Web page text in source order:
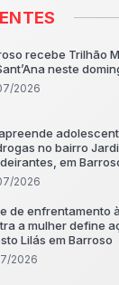
recebe Trilhão
neste
2026
no bairro
em
2026
de enfrentamento
a mulher define
Lilás em Barroso
2026